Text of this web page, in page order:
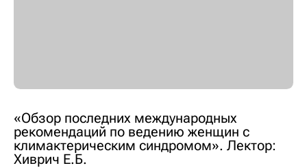
«Обзор последних международных
рекомендаций по ведению женщин с
климактерическим синдромом». Лектор:
Хиврич Е.Б.